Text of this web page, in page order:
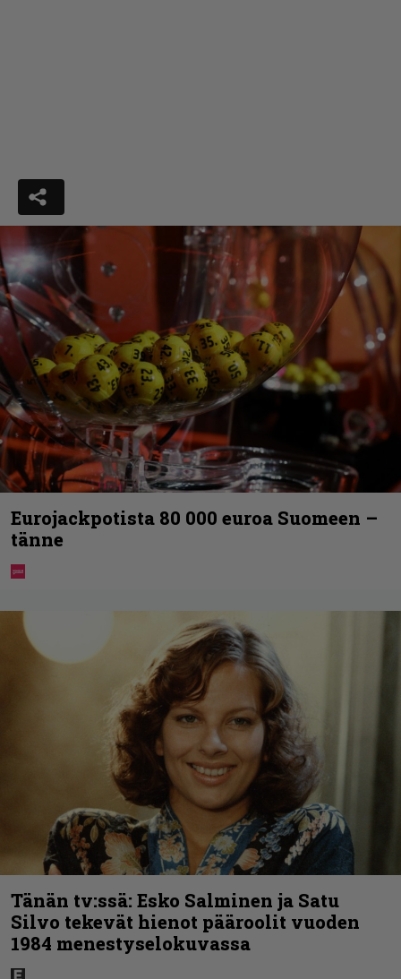
Eurojackpotista 80 000 euroa Suomeen –
tänne
Tänän tv:ssä: Esko Salminen ja Satu
Silvo tekevät hienot pääroolit vuoden
1984 menestyselokuvassa